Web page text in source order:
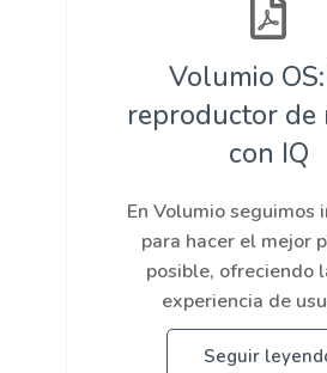
Volumio
reproductor de
con IQ
En Volumio seguimos
para hacer el mejor
posible, ofreciendo
experiencia de
Seguir